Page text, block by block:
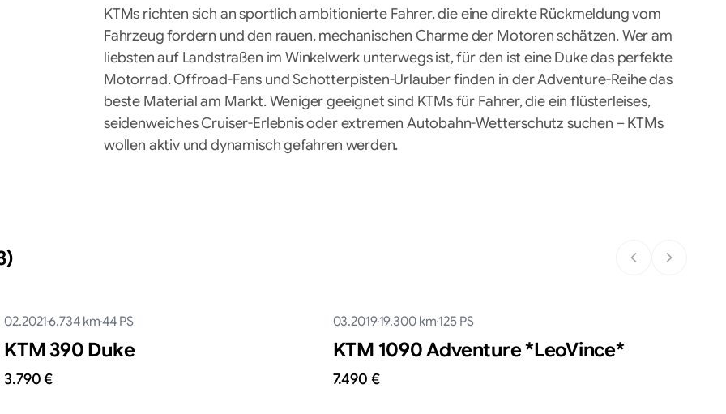
KTMs richten sich an sportlich ambitionierte Fahrer, die eine direkte Rückmeldung vom
Fahrzeug fordern und den rauen, mechanischen Charme der Motoren schätzen. Wer am
liebsten auf Landstraßen im Winkelwerk unterwegs ist, für den ist eine Duke das perfekte
Motorrad. Offroad-Fans und Schotterpisten-Urlauber finden in der Adventure-Reihe das
beste Material am Markt. Weniger geeignet sind KTMs für Fahrer, die ein flüsterleises,
seidenweiches Cruiser-Erlebnis oder extremen Autobahn-Wetterschutz suchen – KTMs
wollen aktiv und dynamisch gefahren werden.
02.20216.734km44PS
KTM 390 Duke
3.790 €
03.201919.300km125PS
KTM 1090 Adventure *​LeoVince*
7.490 €